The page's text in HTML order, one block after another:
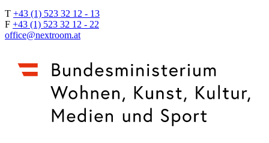
T +43 (1) 523 32 12 - 13
F +43 (1) 523 32 12 - 22
office@nextroom.at